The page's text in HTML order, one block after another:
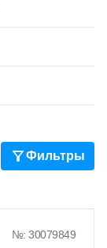
Фильтры
№: 30079849